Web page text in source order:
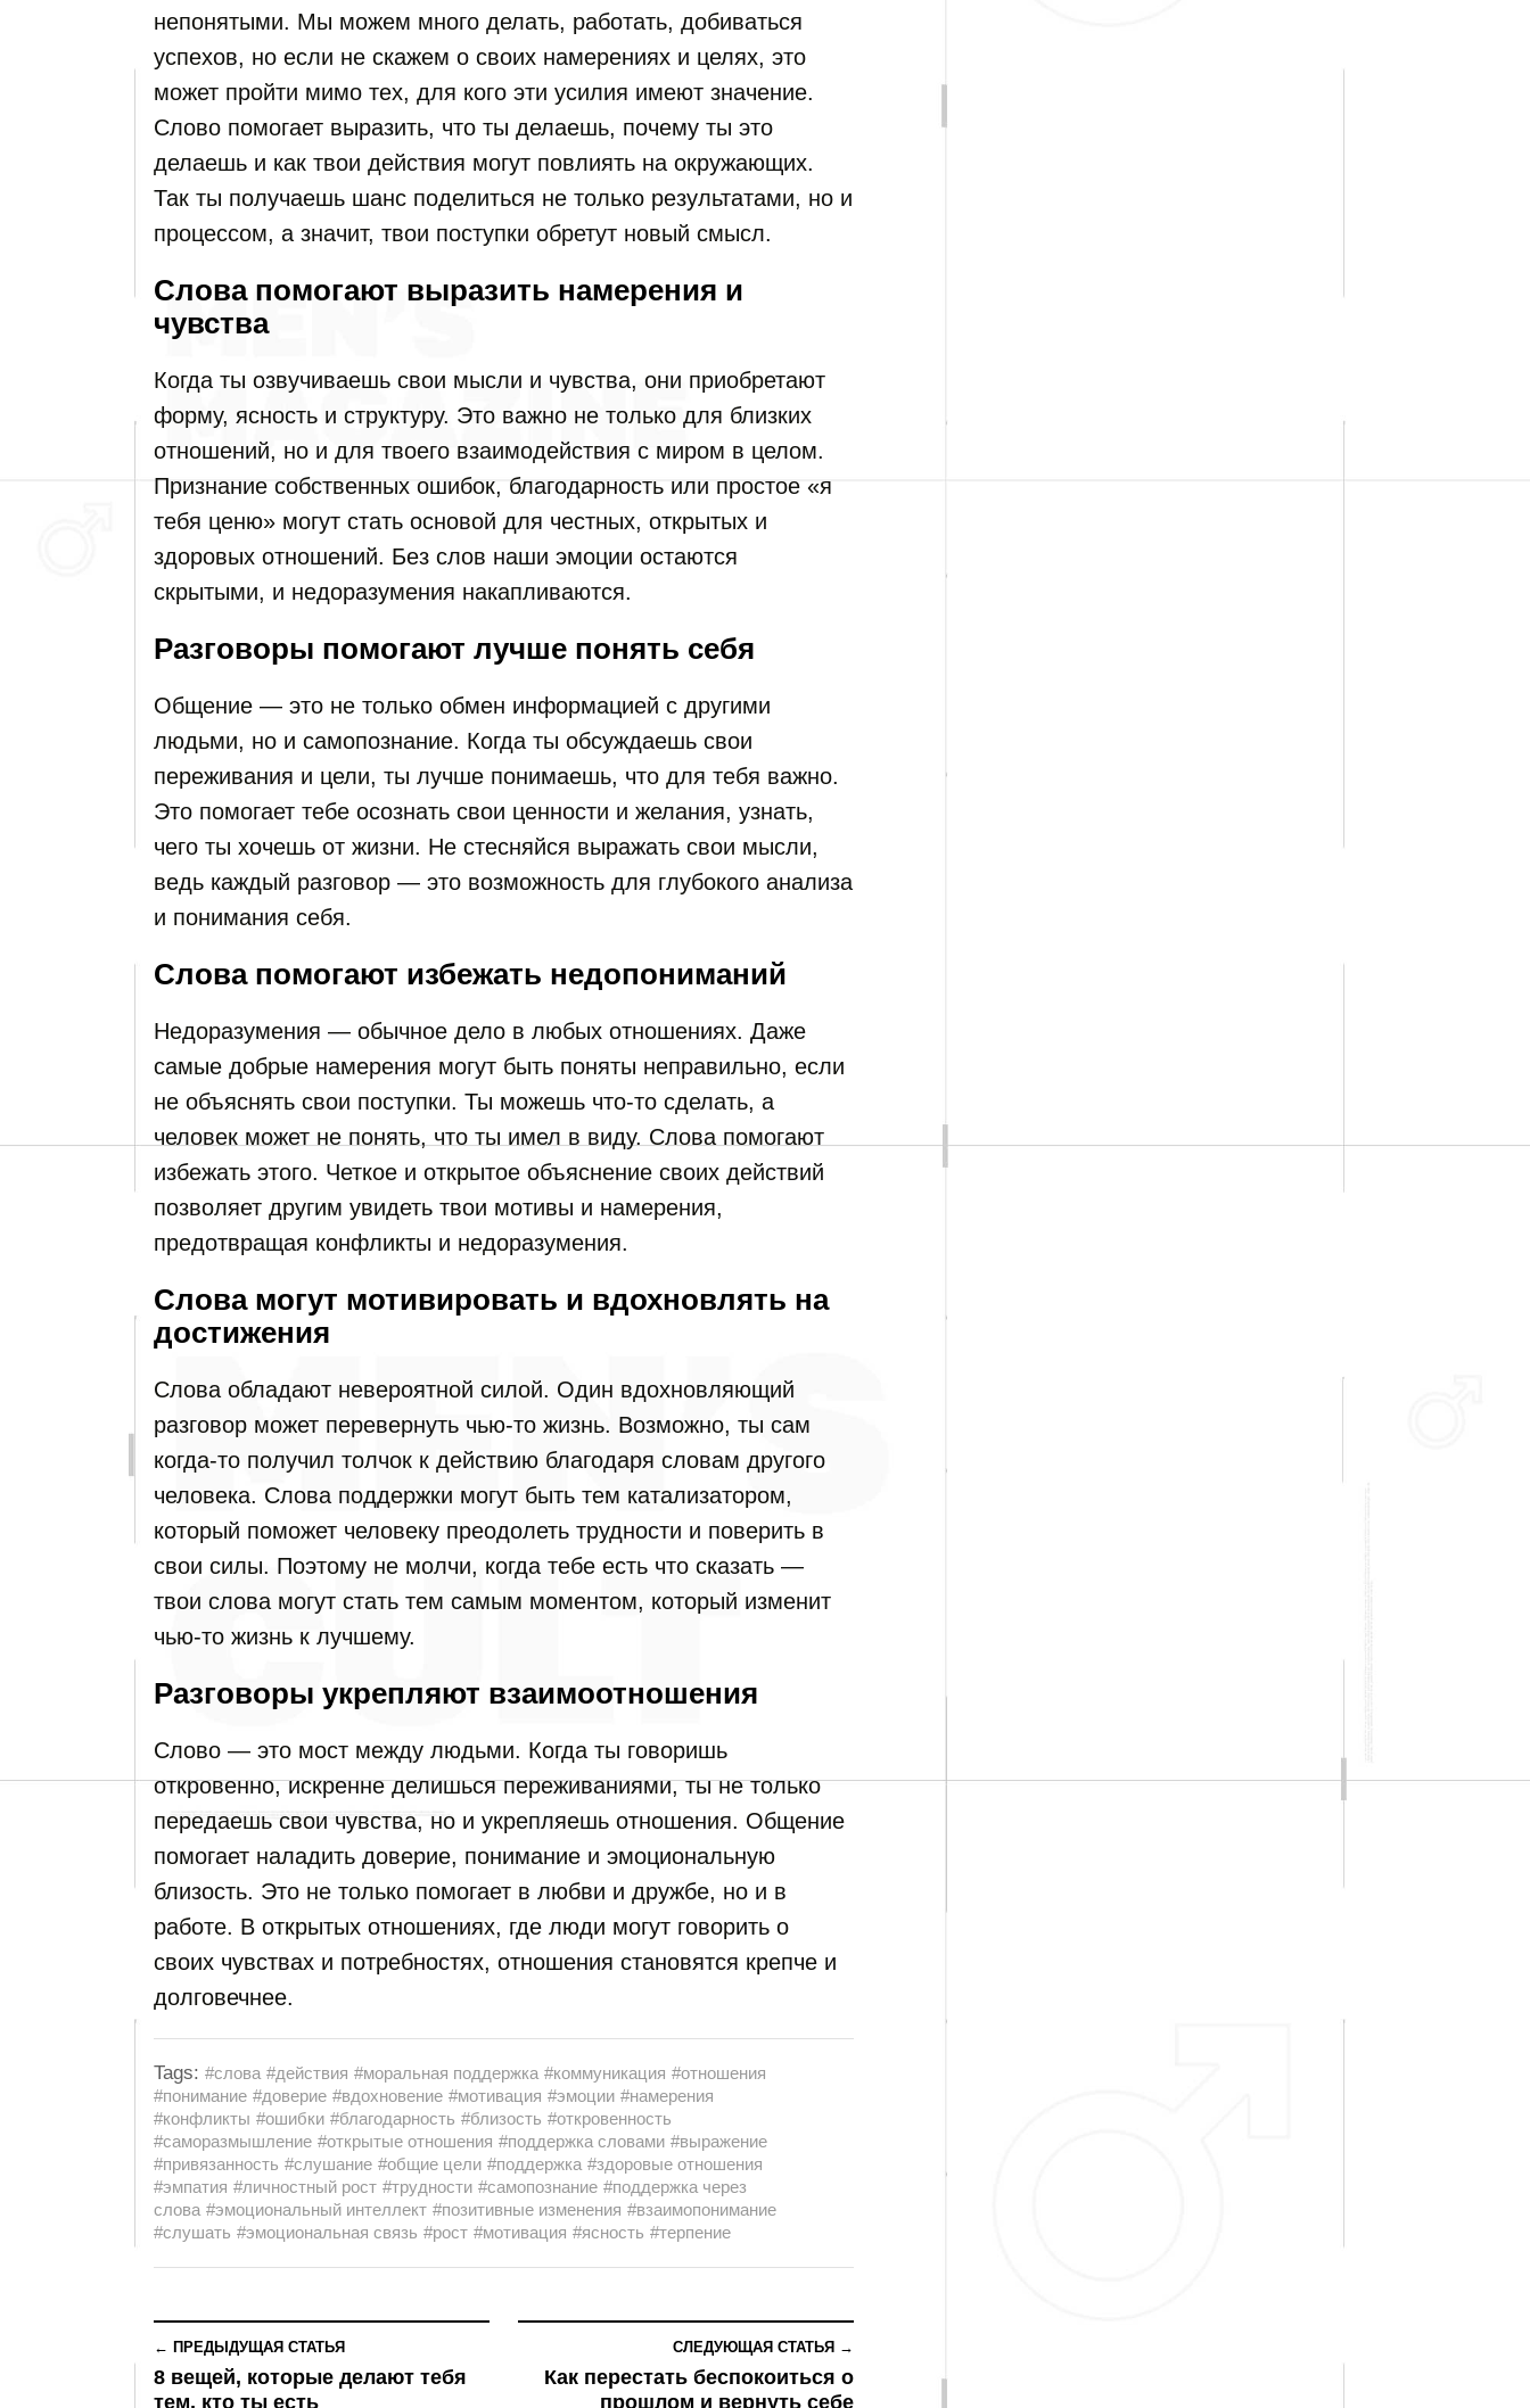
непонятыми. Мы можем много делать, работать, добиваться
успехов, но если не скажем о своих намерениях и целях, это
может пройти мимо тех, для кого эти усилия имеют значение.
Слово помогает выразить, что ты делаешь, почему ты это
делаешь и как твои действия могут повлиять на окружающих.
Так ты получаешь шанс поделиться не только результатами, но и
процессом, а значит, твои поступки обретут новый смысл.
Слова помогают выразить намерения и
чувства
Когда ты озвучиваешь свои мысли и чувства, они приобретают
форму, ясность и структуру. Это важно не только для близких
отношений, но и для твоего взаимодействия с миром в целом.
Признание собственных ошибок, благодарность или простое «я
тебя ценю» могут стать основой для честных, открытых и
здоровых отношений. Без слов наши эмоции остаются
скрытыми, и недоразумения накапливаются.
Разговоры помогают лучше понять себя
Общение — это не только обмен информацией с другими
людьми, но и самопознание. Когда ты обсуждаешь свои
переживания и цели, ты лучше понимаешь, что для тебя важно.
Это помогает тебе осознать свои ценности и желания, узнать,
чего ты хочешь от жизни. Не стесняйся выражать свои мысли,
ведь каждый разговор — это возможность для глубокого анализа
и понимания себя.
Слова помогают избежать недопониманий
Недоразумения — обычное дело в любых отношениях. Даже
самые добрые намерения могут быть поняты неправильно, если
не объяснять свои поступки. Ты можешь что-то сделать, а
человек может не понять, что ты имел в виду. Слова помогают
избежать этого. Четкое и открытое объяснение своих действий
позволяет другим увидеть твои мотивы и намерения,
предотвращая конфликты и недоразумения.
Слова могут мотивировать и вдохновлять на
достижения
Слова обладают невероятной силой. Один вдохновляющий
разговор может перевернуть чью-то жизнь. Возможно, ты сам
когда-то получил толчок к действию благодаря словам другого
человека. Слова поддержки могут быть тем катализатором,
который поможет человеку преодолеть трудности и поверить в
свои силы. Поэтому не молчи, когда тебе есть что сказать —
твои слова могут стать тем самым моментом, который изменит
чью-то жизнь к лучшему.
Разговоры укрепляют взаимоотношения
Слово — это мост между людьми. Когда ты говоришь
откровенно, искренне делишься переживаниями, ты не только
передаешь свои чувства, но и укрепляешь отношения. Общение
помогает наладить доверие, понимание и эмоциональную
близость. Это не только помогает в любви и дружбе, но и в
работе. В открытых отношениях, где люди могут говорить о
своих чувствах и потребностях, отношения становятся крепче и
долговечнее.
Tags: #слова #действия #моральная поддержка #коммуникация #отношения
#понимание #доверие #вдохновение #мотивация #эмоции #намерения
#конфликты #ошибки #благодарность #близость #откровенность
#саморазмышление #открытые отношения #поддержка словами #выражение
#привязанность #слушание #общие цели #поддержка #здоровые отношения
#эмпатия #личностный рост #трудности #самопознание #поддержка через
слова #эмоциональный интеллект #позитивные изменения #взаимопонимание
#слушать #эмоциональная связь #рост #мотивация #ясность #терпение
← ПРЕДЫДУЩАЯ СТАТЬЯ
8 вещей, которые делают тебя
тем, кто ты есть
СЛЕДУЮЩАЯ СТАТЬЯ →
Как перестать беспокоиться о
прошлом и вернуть себе